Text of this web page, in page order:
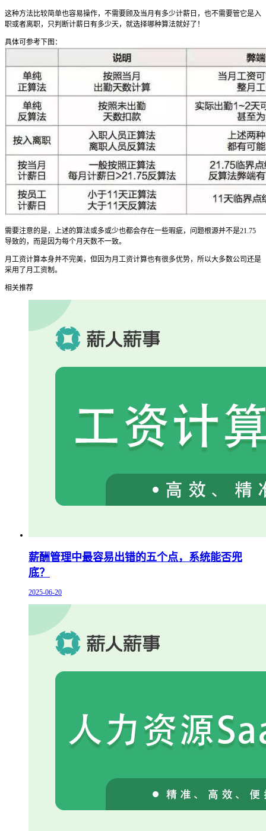
这种方法比较简单也容易操作，不需要顾及当月有多少计薪日，也不需要管它是入
职或者离职，只判断计薪日有多少天，就选择哪种算法就好了！
具体可参考下图：
需要注意的是，上述的算法或多或少也都会存在一些瑕疵，问题根源并不是21.75
导致的，而是因为每个月天数不一致。
月工资计算本身并不完美，但因为月工资计算也有很多优势，所以大多数公司还是
采用了月工资制。
相关推荐
薪酬管理中最容易出错的五个点，系统能否兜
底？
2025-06-20